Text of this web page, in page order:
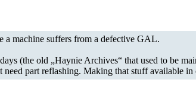
a machine suffers from a defective GAL.
(the old „Haynie Archives“ that used to be
need part reflashing. Making that stuff available in